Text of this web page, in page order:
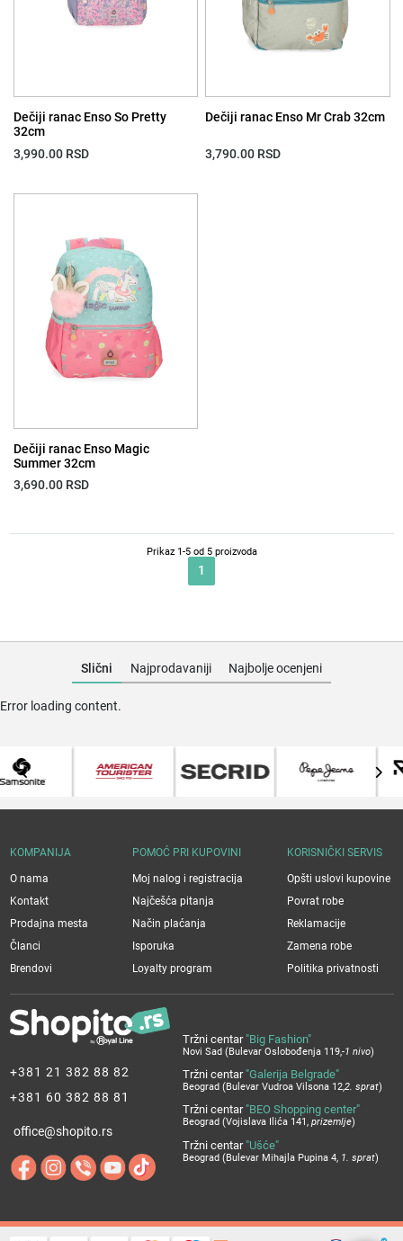
Dečiji ranac Enso So Pretty
32cm
3,990.00 RSD
Dečiji ranac Enso Mr Crab 32cm
3,790.00 RSD
Dečiji ranac Enso Magic
Summer 32cm
3,690.00 RSD
Prikaz 1-5 od 5 proizvoda
1
Slični Najprodavaniji Najbolje ocenjeni
Error loading content.
+381 21 382 88 82
+381 60 382 88 81
office@shopito.rs
Tržni centar "Big Fashion"
Novi Sad (Bulevar Oslobođenja 119,-1 nivo)
Tržni centar "Galerija Belgrade"
Beograd (Bulevar Vudroa Vilsona 12,2. sprat)
Tržni centar "BEO Shopping center"
Beograd (Vojislava Ilića 141, prizemlje)
Tržni centar "Ušće"
Beograd (Bulevar Mihajla Pupina 4, 1. sprat)
KOMPANIJA
O nama
Kontakt
Prodajna mesta
Članci
Brendovi
POMOĆ PRI KUPOVINI
Moj nalog i registracija
Najčešća pitanja
Način plaćanja
Isporuka
Loyalty program
KORISNIČKI SERVIS
Opšti uslovi kupovine
Povrat robe
Reklamacije
Zamena robe
Politika privatnosti